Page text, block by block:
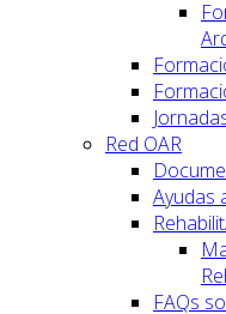
Red OAR
Ayudas
FAQs